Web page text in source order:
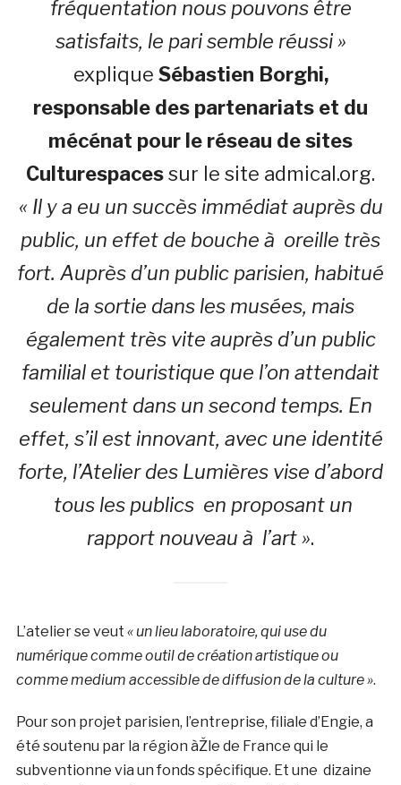
fréquentation nous pouvons être
satisfaits, le pari semble réussi »
explique Sébastien Borghi,
responsable des partenariats et du
mécénat pour le réseau de sites
Culturespacessur le site admical.org.
« Il y a eu un succès immédiat auprès du
public, un effet de bouche à oreille très
fort. Auprès d’un public parisien, habitué
de la sortie dans les musées, mais
également très vite auprès d’un public
familial et touristique que l’on attendait
seulement dans un second temps. En
effet, s’il est innovant, avec une identité
forte, l’Atelier des Lumières vise d’abord
tous les publics en proposant un
rapport nouveau à l’art ».
L’atelier se veut « un lieu laboratoire, qui use du
numérique comme outil de création artistique ou
comme medium accessible de diffusion de la culture ».
Pour son projet parisien, l’entreprise, filiale d’Engie, a
été soutenu par la région àŽle de France qui le
subventionne via un fonds spécifique. Et une dizaine